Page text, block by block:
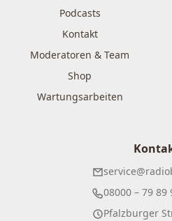
Podcasts
Kontakt
Moderatoren & Team
Shop
Wartungsarbeiten
08000 – 79 89
Pfalzburger